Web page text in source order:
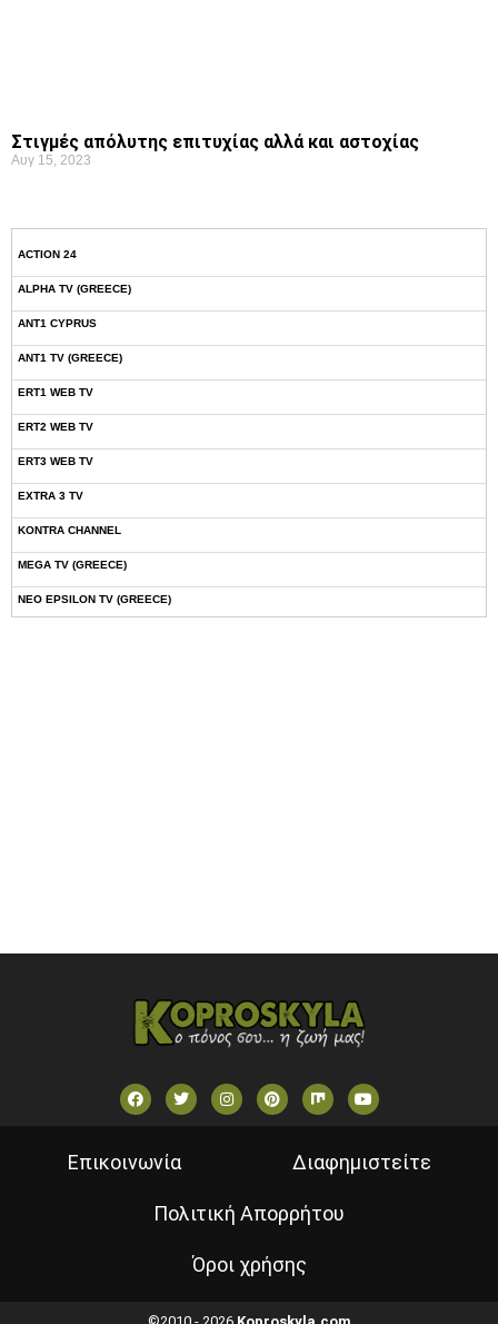
Στιγμές απόλυτης επιτυχίας αλλά και αστοχίας
Αυγ 15, 2023
ACTION 24
ALPHA TV (GREECE)
ANT1 CYPRUS
ANT1 TV (GREECE)
ERT1 WEB TV
ERT2 WEB TV
ERT3 WEB TV
EXTRA 3 TV
KONTRA CHANNEL
MEGA TV (GREECE)
NEO EPSILON TV (GREECE)
Επικοινωνία Διαφημιστείτε
Πολιτική Απορρήτου
Όροι χρήσης